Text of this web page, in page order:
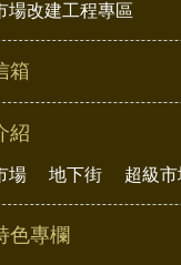
場改建工程專區
箱
紹
場 地下街 超級
色專欄